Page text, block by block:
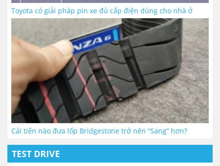
Toyota có giải pháp pin xe đủ cấp điện dùng cho nhà ở
Cải tiến nào đưa lốp Bridgestone trở nên “Sang” hơn?
TEST DRIVE